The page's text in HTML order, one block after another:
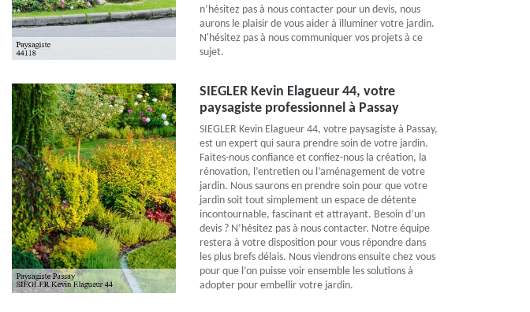
n’hésitez pas à nous contacter pour un devis, nous
aurons le plaisir de vous aider à illuminer votre jardin.
N'hésitez pas à nous communiquer vos projets à ce
sujet.
SIEGLER Kevin Elagueur 44, votre
paysagiste professionnel à Passay
SIEGLER Kevin Elagueur 44, votre paysagiste à Passay,
est un expert qui saura prendre soin de votre jardin.
Faites-nous confiance et confiez-nous la création, la
rénovation, l’entretien ou l’aménagement de votre
jardin. Nous saurons en prendre soin pour que votre
jardin soit tout simplement un espace de détente
incontournable, fascinant et attrayant. Besoin d’un
devis ? N’hésitez pas à nous contacter. Notre équipe
restera à votre disposition pour vous répondre dans
les plus brefs délais. Nous viendrons ensuite chez vous
pour que l’on puisse voir ensemble les solutions à
adopter pour embellir votre jardin.